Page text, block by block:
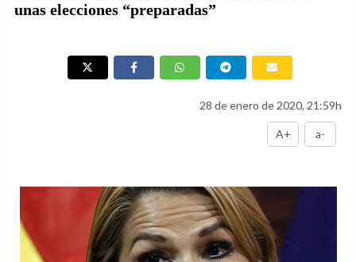
unas elecciones “preparadas”
28 de enero de 2020, 21:59h
A+ a-